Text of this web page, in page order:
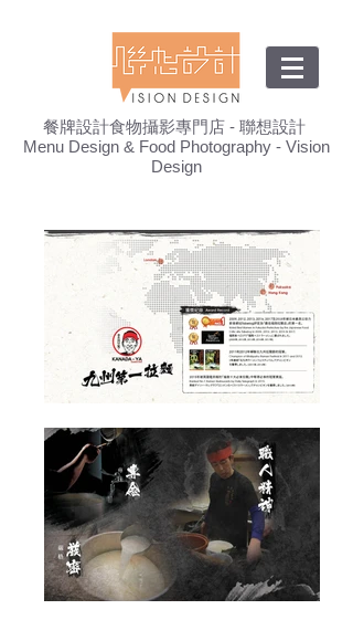
餐牌設計食物攝影專門店 - 聯想設計
Menu Design & Food Photography - Vision
Design